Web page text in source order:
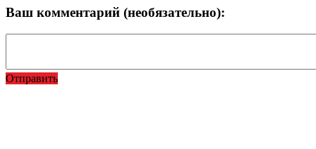
Ваш комментарий (необязательно):
Отправить